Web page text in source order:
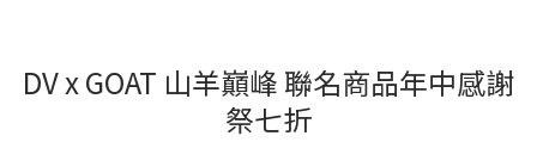
DV x GOAT 山羊巔峰 聯名商品年中感謝
祭七折